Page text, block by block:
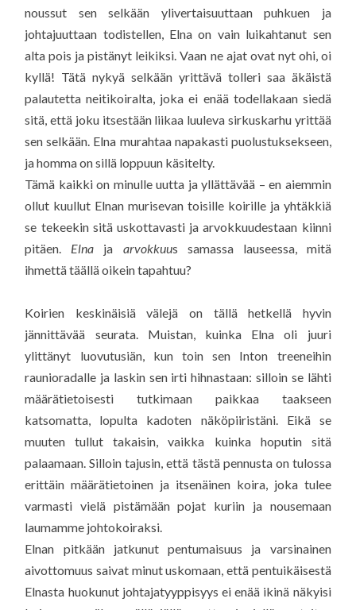
noussut sen selkään ylivertaisuuttaan puhkuen ja
johtajuuttaan todistellen, Elna on vain luikahtanut sen
alta pois ja pistänyt leikiksi. Vaan ne ajat ovat nyt ohi, oi
kyllä! Tätä nykyä selkään yrittävä tolleri saa äkäistä
palautetta neitikoiralta, joka ei enää todellakaan siedä
sitä, että joku itsestään liikaa luuleva sirkuskarhu yrittää
sen selkään. Elna murahtaa napakasti puolustuksekseen,
ja homma on sillä loppuun käsitelty.
Tämä kaikki on minulle uutta ja yllättävää – en aiemmin
ollut kuullut Elnan murisevan toisille koirille ja yhtäkkiä
se tekeekin sitä uskottavasti ja arvokkuudestaan kiinni
pitäen. Elna ja arvokkuus samassa lauseessa, mitä
ihmettä täällä oikein tapahtuu?
Koirien keskinäisiä välejä on tällä hetkellä hyvin
jännittävää seurata. Muistan, kuinka Elna oli juuri
ylittänyt luovutusiän, kun toin sen Inton treeneihin
raunioradalle ja laskin sen irti hihnastaan: silloin se lähti
määrätietoisesti tutkimaan paikkaa taakseen
katsomatta, lopulta kadoten näköpiiristäni. Eikä se
muuten tullut takaisin, vaikka kuinka hoputin sitä
palaamaan. Silloin tajusin, että tästä pennusta on tulossa
erittäin määrätietoinen ja itsenäinen koira, joka tulee
varmasti vielä pistämään pojat kuriin ja nousemaan
laumamme johtokoiraksi.
Elnan pitkään jatkunut pentumaisuus ja varsinainen
aivottomuus saivat minut uskomaan, että pentuikäisestä
Elnasta huokunut johtajatyyppisyys ei enää ikinä näkyisi